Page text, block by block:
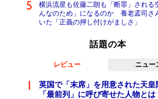
横浜流星も佐藤二朗も「断罪」される
んなのため」になるのか 養老孟司さ
いた「正義の押し付けがましさ」
話題の本
レビュー ニュー
英国で「末席」を用意された天皇
「最前列」に呼び寄せた人物と